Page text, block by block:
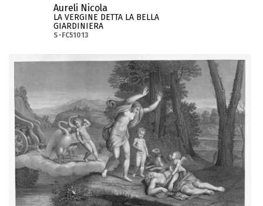
Aureli Nicola
LA VERGINE DETTA LA BELLA
GIARDINIERA
S-FC51013